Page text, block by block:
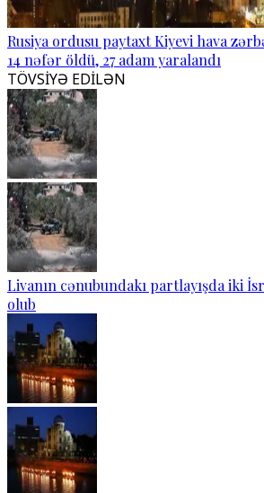
Rusiya ordusu paytaxt Kiyevi hava
14 nəfər öldü, 27 adam yaralandı
TÖVSİYƏ EDİLƏN
Livanın cənubundakı partlayışda iki
olub